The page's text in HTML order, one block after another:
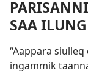
SAA
“Aap­para
ingam­mik